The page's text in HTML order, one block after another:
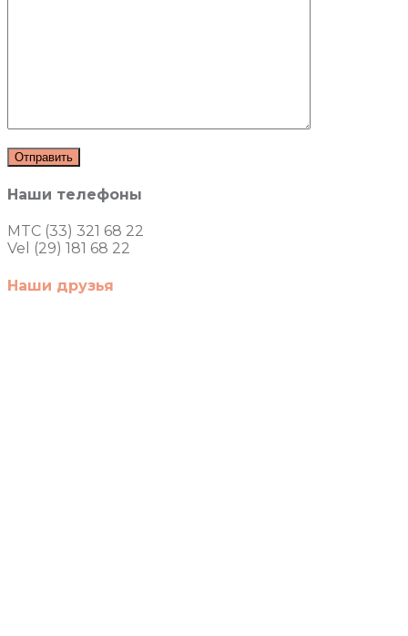
Наши телефоны
MTC (33) 321 68 22
Vel (29) 181 68 22
Наши друзья